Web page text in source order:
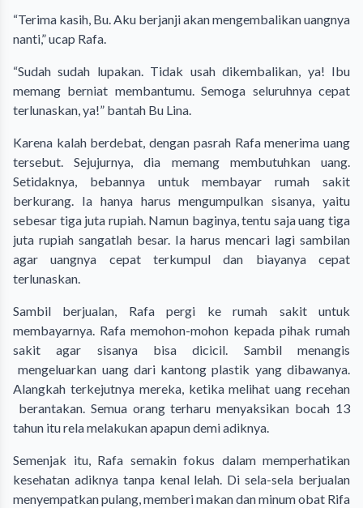
“Terima kasih, Bu. Aku berjanji akan mengembalikan uangnya
nanti,” ucap Rafa.
“Sudah sudah lupakan. Tidak usah dikembalikan, ya! Ibu
memang berniat membantumu. Semoga seluruhnya cepat
terlunaskan, ya!” bantah Bu Lina.
Karena kalah berdebat, dengan pasrah Rafa menerima uang
tersebut. Sejujurnya, dia memang membutuhkan uang.
Setidaknya, bebannya untuk membayar rumah sakit
berkurang. Ia hanya harus mengumpulkan sisanya, yaitu
sebesar tiga juta rupiah. Namun baginya, tentu saja uang tiga
juta rupiah sangatlah besar. Ia harus mencari lagi sambilan
agar uangnya cepat terkumpul dan biayanya cepat
terlunaskan.
Sambil berjualan, Rafa pergi ke rumah sakit untuk
membayarnya. Rafa memohon-mohon kepada pihak rumah
sakit agar sisanya bisa dicicil. Sambil menangis
mengeluarkan uang dari kantong plastik yang dibawanya.
Alangkah terkejutnya mereka, ketika melihat uang recehan
berantakan. Semua orang terharu menyaksikan bocah 13
tahun itu rela melakukan apapun demi adiknya.
Semenjak itu, Rafa semakin fokus dalam memperhatikan
kesehatan adiknya tanpa kenal lelah. Di sela-sela berjualan
menyempatkan pulang, memberi makan dan minum obat Rifa